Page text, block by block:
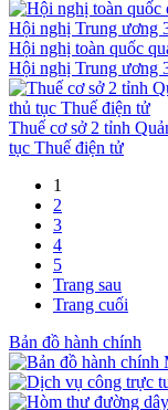
Hội nghị toàn quốc
Hội nghị Trung ương
Thuế cơ sở 2 tỉnh
tục Thuế điện tử
1
2
3
4
5
Trang sau
Trang cuối
Bản đồ hành chính